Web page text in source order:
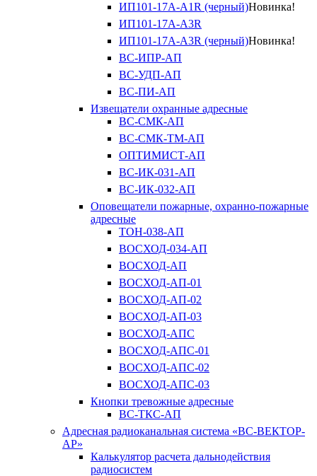
ИП101-17А-A1R (черный)Новинка!
ИП101-17А-A3R
ИП101-17А-A3R (черный)Новинка!
ВС-ИПР-АП
ВС-УДП-АП
ВС-ПИ-АП
Извещатели охранные адресные
ВС-СМК-АП
ВС-СМК-ТМ-АП
ОПТИМИСТ-АП
ВС-ИК-031-АП
ВС-ИК-032-АП
Оповещатели пожарные, охранно-пожарные
адресные
ТОН-038-АП
ВОСХОД-034-АП
ВОСХОД-АП
ВОСХОД-АП-01
ВОСХОД-АП-02
ВОСХОД-АП-03
ВОСХОД-АПС
ВОСХОД-АПС-01
ВОСХОД-АПС-02
ВОСХОД-АПС-03
Кнопки тревожные адресные
ВС-ТКС-АП
Адресная радиоканальная система «ВС-ВЕКТОР-
АР»
Калькулятор расчета дальнодействия
радиосистем